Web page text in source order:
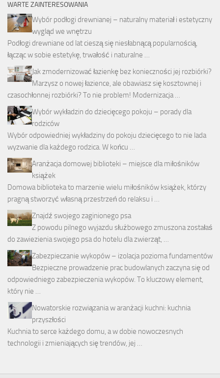
WARTE ZAINTERESOWANIA
Wybór podłogi drewnianej – naturalny materiał i estetyczny
wygląd we wnętrzu
Podłogi drewniane od lat cieszą się niesłabnącą popularnością,
łącząc w sobie estetykę, trwałość i naturalne …
Jak zmodernizować łazienkę bez konieczności jej rozbiórki?
Marzysz o nowej łazience, ale obawiasz się kosztownej i
czasochłonnej rozbiórki? To nie problem! Modernizacja …
Wybór wykładzin do dziecięcego pokoju – porady dla
rodziców
Wybór odpowiedniej wykładziny do pokoju dziecięcego to nie lada
wyzwanie dla każdego rodzica. W końcu …
Aranżacja domowej biblioteki – miejsce dla miłośników
książek
Domowa biblioteka to marzenie wielu miłośników książek, którzy
pragną stworzyć własną przestrzeń do relaksu i …
Znajdź swojego zaginionego psa
Z powodu pilnego wyjazdu służbowego zmuszona zostałaś
do zawiezienia swojego psa do hotelu dla zwierząt, …
Zabezpieczanie wykopów – izolacja pozioma fundamentów
Bezpieczne prowadzenie prac budowlanych zaczyna się od
odpowiedniego zabezpieczenia wykopów. To kluczowy element,
który nie …
Nowatorskie rozwiązania w aranżacji kuchni: kuchnia
przyszłości
Kuchnia to serce każdego domu, a w dobie nowoczesnych
technologii i zmieniających się trendów, jej …